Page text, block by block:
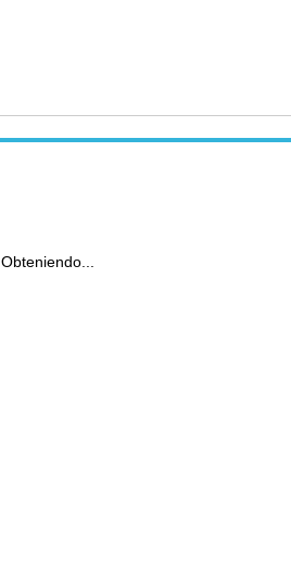
Obteniendo...